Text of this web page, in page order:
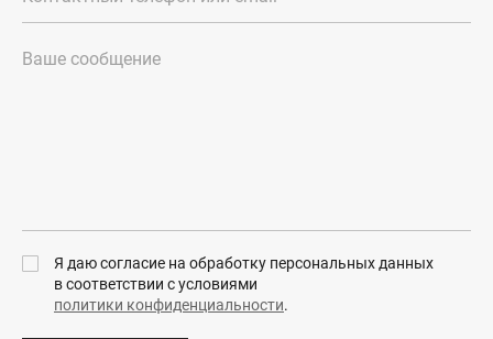
Я даю согласие на обработку персональных данных
в соответствии с условиями
политики конфиденциальности.